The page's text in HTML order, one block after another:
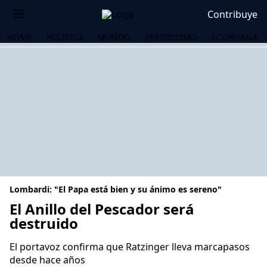
Contribuye
HOME POLÍTICA MUNDO PERIODISMO ECONOMÍA
Lombardi: "El Papa está bien y su ánimo es sereno"
El Anillo del Pescador será
destruido
El portavoz confirma que Ratzinger lleva marcapasos
desde hace años